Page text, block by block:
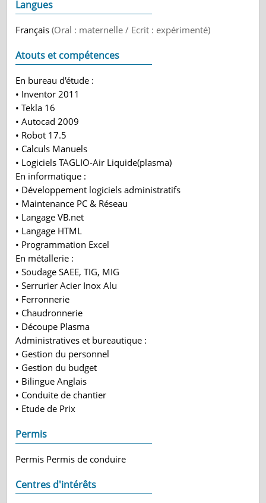
Langues
Français(Oral : maternelle / Ecrit : expérimenté)
Atouts et compétences
En bureau d'étude :
• Inventor 2011
• Tekla 16
• Autocad 2009
• Robot 17.5
• Calculs Manuels
• Logiciels TAGLIO-Air Liquide(plasma)
En informatique :
• Développement logiciels administratifs
• Maintenance PC & Réseau
• Langage VB.net
• Langage HTML
• Programmation Excel
En métallerie :
• Soudage SAEE, TIG, MIG
• Serrurier Acier Inox Alu
• Ferronnerie
• Chaudronnerie
• Découpe Plasma
Administratives et bureautique :
• Gestion du personnel
• Gestion du budget
• Bilingue Anglais
• Conduite de chantier
• Etude de Prix
Permis
Permis Permis de conduire
Centres d'intérêts